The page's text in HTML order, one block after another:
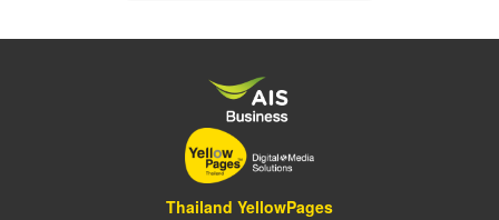
Thailand YellowPages